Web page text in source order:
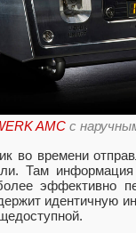
AMC с
во времени
Там
эффективно
идентичную